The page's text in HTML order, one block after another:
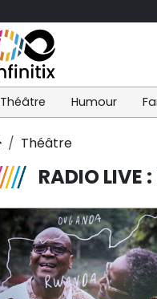
Théâtre Humour
Théâtre
RADIO LIVE :